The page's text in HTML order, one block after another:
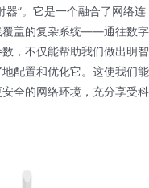
器”。它是一个融合了网络连
覆盖的复杂系统——通往数字
，不仅能帮助我们做出明智
配置和优化它。这使我们能
全的网络环境，充分享受科